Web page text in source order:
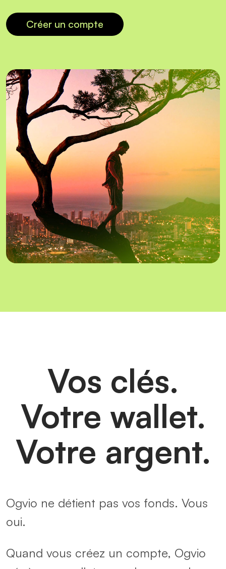
Créer un compte
Vos clés.
Votre wallet.
Votre argent.
Ogvio ne détient pas vos fonds. Vous
oui.
Quand vous créez un compte, Ogvio